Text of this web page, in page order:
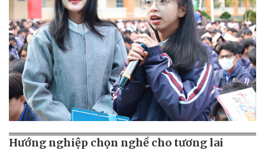
Hướng nghiệp chọn nghề cho tương lai